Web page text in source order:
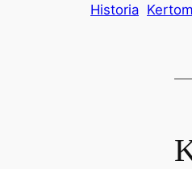
Historia